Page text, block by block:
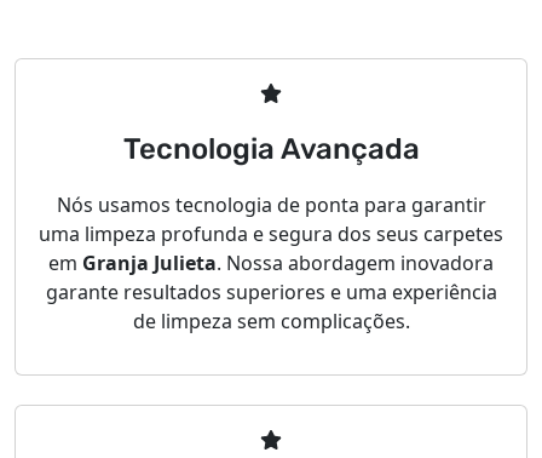
Tecnologia Avançada
Nós usamos tecnologia de ponta para garantir
uma limpeza profunda e segura dos seus carpetes
em Granja Julieta. Nossa abordagem inovadora
garante resultados superiores e uma experiência
de limpeza sem complicações.